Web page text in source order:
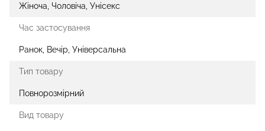
Жіноча, Чоловіча, Унісекс
Час застосування
Ранок, Вечір, Універсальна
Тип товару
Повнорозмірний
Вид товару